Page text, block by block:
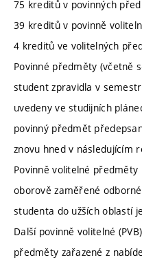
75 kreditů v povinných
39 kreditů v povinně
4 kreditů ve volitelných
Povinné předměty (včetně
student zpravidla v
uvedeny ve studijních
povinný předmět
znovu hned v následujícím
Povinně volitelné předměty
oborově zaměřené
studenta do užších oblastí
Další povinně volitelné
předměty zařazené z